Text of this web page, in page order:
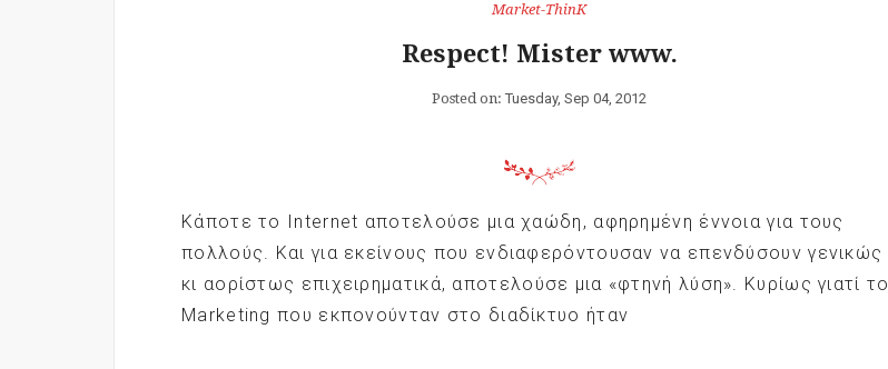
Market-ThinK
Respect! Mister www.
Posted on: Tuesday, Sep 04, 2012
Κάποτε το Internet αποτελούσε μια χαώδη, αφηρημένη έννοια για τους
πολλούς. Και για εκείνους που ενδιαφερόντουσαν να επενδύσουν γενικώς
κι αορίστως επιχειρηματικά, αποτελούσε μια «φτηνή λύση». Κυρίως γιατί το
Marketing που εκπονούνταν στο διαδίκτυο ήταν